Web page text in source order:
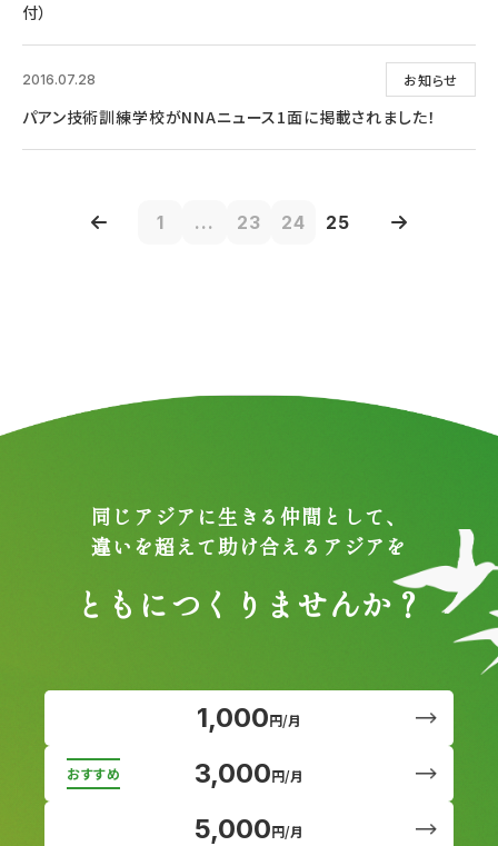
付）
お知らせ
2016.07.28
パアン技術訓練学校がNNAニュース1面に掲載されました！
1 ... 23 24 25
同じアジアに生きる仲間として、
違いを超えて助け合えるアジアを
ともにつくりませんか？
1,000円/月
3,000円/月
5,000円/月